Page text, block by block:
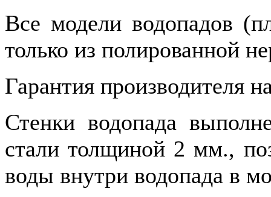
Все модели водопадов
только из полированной
Гарантия производителя
Стенки водопада
стали толщиной 2 мм.,
воды внутри водопада в